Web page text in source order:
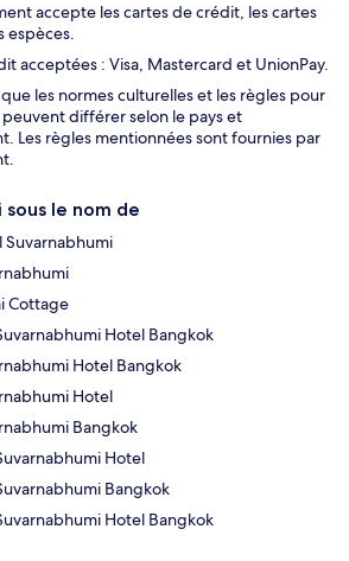
accepte les cartes de crédit, les cartes
espèces.
acceptées : Visa, Mastercard et UnionPay.
les normes culturelles et les règles pour
peuvent différer selon le pays et
Les règles mentionnées sont fournies par
sous le nom de
Cottage
Hotel Bangkok
Hotel Bangkok
Hotel
Bangkok
Hotel
Bangkok
Hotel Bangkok